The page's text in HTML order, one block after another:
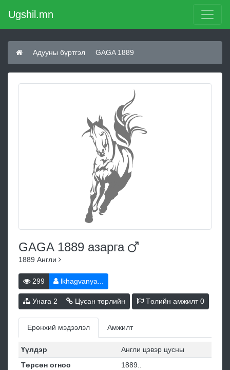
Ugshil.mn
Адууны бүртгэл GAGA 1889
GAGA 1889 азарга
1889 Англи
299 lkhagvanya...
Унага 2 Цусан төрлийн Төлийн амжилт0
Ерөнхий мэдээлэл Амжилт
Үүлдэр
Англи цэвэр цусны
Төрсөн огноо
1889..